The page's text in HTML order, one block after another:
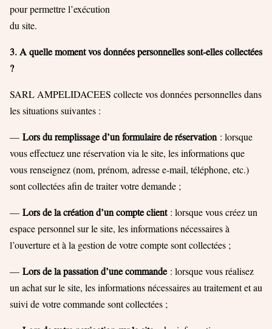
pour permettre l’exécution
du site.
3. A quelle moment vos données personnelles sont-elles collectées
?
SARL AMPELIDACEES collecte vos données personnelles dans
les situations suivantes :
— Lors du remplissage d’un formulaire de réservation : lorsque
vous effectuez une réservation via le site, les informations que
vous renseignez (nom, prénom, adresse e-mail, téléphone, etc.)
sont collectées afin de traiter votre demande ;
— Lors de la création d’un compte client : lorsque vous créez un
espace personnel sur le site, les informations nécessaires à
l’ouverture et à la gestion de votre compte sont collectées ;
— Lors de la passation d’une commande : lorsque vous réalisez
un achat sur le site, les informations nécessaires au traitement et au
suivi de votre commande sont collectées ;